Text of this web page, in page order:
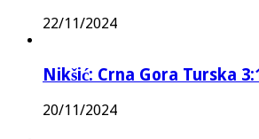
22/11/2024
Nikšić: Crna Gora Turska 3:1
20/11/2024